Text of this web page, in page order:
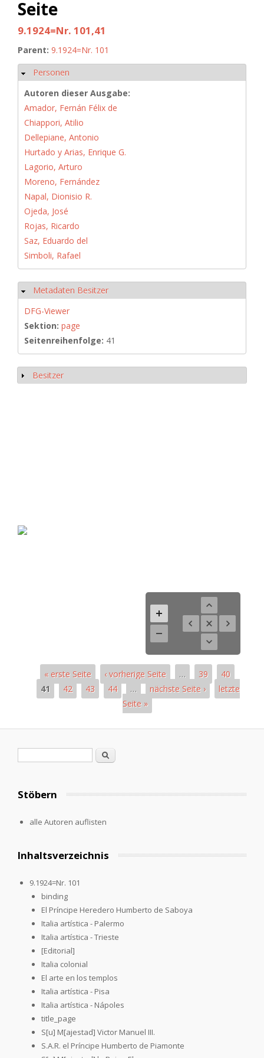
Seite
9.1924=Nr. 101,41
Parent: 9.1924=Nr. 101
Hide
Personen
Autoren dieser Ausgabe:
Amador, Fernán Félix de
Chiappori, Atilio
Dellepiane, Antonio
Hurtado y Arias, Enrique G.
Lagorio, Arturo
Moreno, Fernández
Napal, Dionisio R.
Ojeda, José
Rojas, Ricardo
Saz, Eduardo del
Simboli, Rafael
Hide
Metadaten Besitzer
DFG-Viewer
Sektion: page
Seitenreihenfolge: 41
Show
Besitzer
« erste Seite ‹ vorherige Seite … 39
40
41
42 43 44 … nächste Seite ›
letzte
Seite »
Search
Stöbern
alle Autoren auflisten
Inhaltsverzeichnis
9.1924=Nr. 101
binding
El Príncipe Heredero Humberto de Saboya
Italia artística - Palermo
Italia artística - Trieste
[Editorial]
Italia colonial
El arte en los templos
Italia artística - Pisa
Italia artística - Nápoles
title_page
S[u] M[ajestad] Victor Manuel III.
S.A.R. el Príncipe Humberto de Piamonte